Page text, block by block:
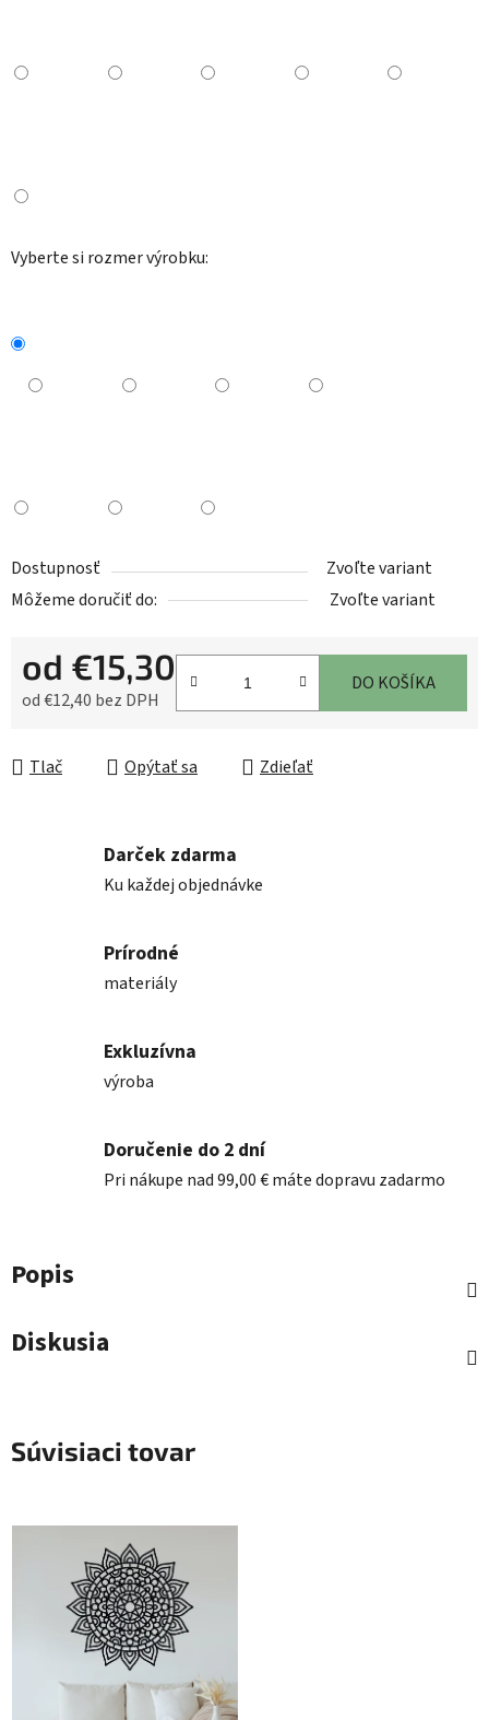
Vyberte si rozmer výrobku:
Dostupnosť
Zvoľte variant
Môžeme doručiť do:
Zvoľte variant
od €15,30
od€12,40 bez DPH
DO KOŠÍKA
Tlač Opýtať sa Zdieľať
Darček zdarma
Ku každej objednávke
Prírodné
materiály
Exkluzívna
výroba
Doručenie do 2 dní
Pri nákupe nad 99,00 € máte dopravu zadarmo
Popis
Diskusia
Súvisiaci tovar